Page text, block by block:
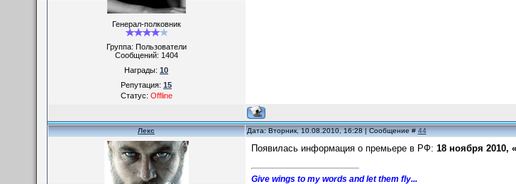
Генерал-полковник
Группа: Пользователи
Сообщений:1404
Награды:10
Репутация:15
Статус:Offline
Лекс Дата: Вторник, 10.08.2010, 16:28 | Сообщение #44
Появилась информация о премьере в РФ: 18 ноября 2010,
Give wings to my words and let them fly...